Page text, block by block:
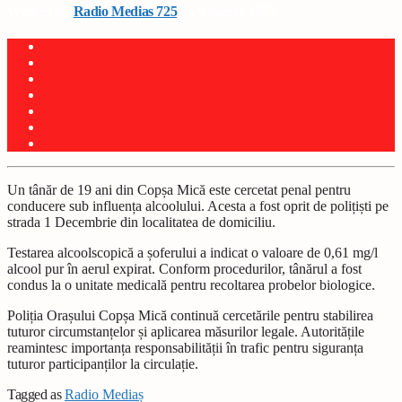
Radio Medias 725on 9 martie 2025
Un tânăr de 19 ani din Copșa Mică este cercetat penal pentru
conducere sub influența alcoolului. Acesta a fost oprit de polițiști pe
strada 1 Decembrie din localitatea de domiciliu.
Testarea alcoolscopică a șoferului a indicat o valoare de 0,61 mg/l
alcool pur în aerul expirat. Conform procedurilor, tânărul a fost
condus la o unitate medicală pentru recoltarea probelor biologice.
Poliția Orașului Copșa Mică continuă cercetările pentru stabilirea
tuturor circumstanțelor și aplicarea măsurilor legale. Autoritățile
reamintesc importanța responsabilității în trafic pentru siguranța
tuturor participanților la circulație.
Tagged asRadio Mediaș